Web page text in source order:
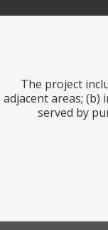
The project
adjacent areas;
served by